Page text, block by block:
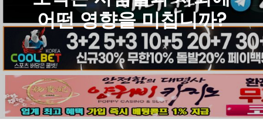
어떤 영향을 미칩니까?